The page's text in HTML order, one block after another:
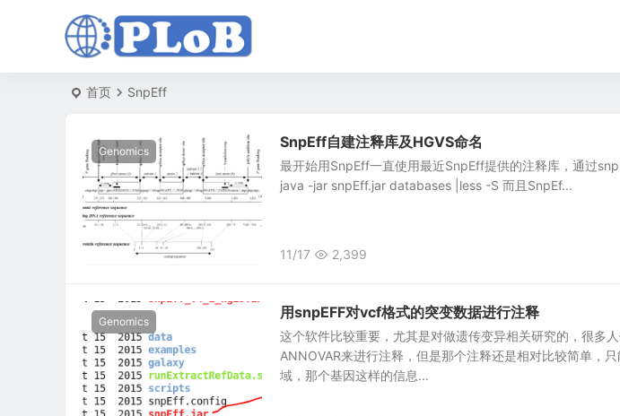
首页 SnpEff
Genomics
SnpEff自建注释库及HGVS命名
最开始用SnpEff一直使用最近SnpEff提供的注释库，通过
java -jar snpEff.jar databases |less -S 而且SnpEf...
11/17 2,399
Genomics
用snpEFF对vcf格式的突变数据进行注释
这个软件比较重要，尤其是对做遗传变异相关研究的，很多
ANNOVAR来进行注释，但是那个注释还是相对比较简单，
域，那个基因这样的信息...